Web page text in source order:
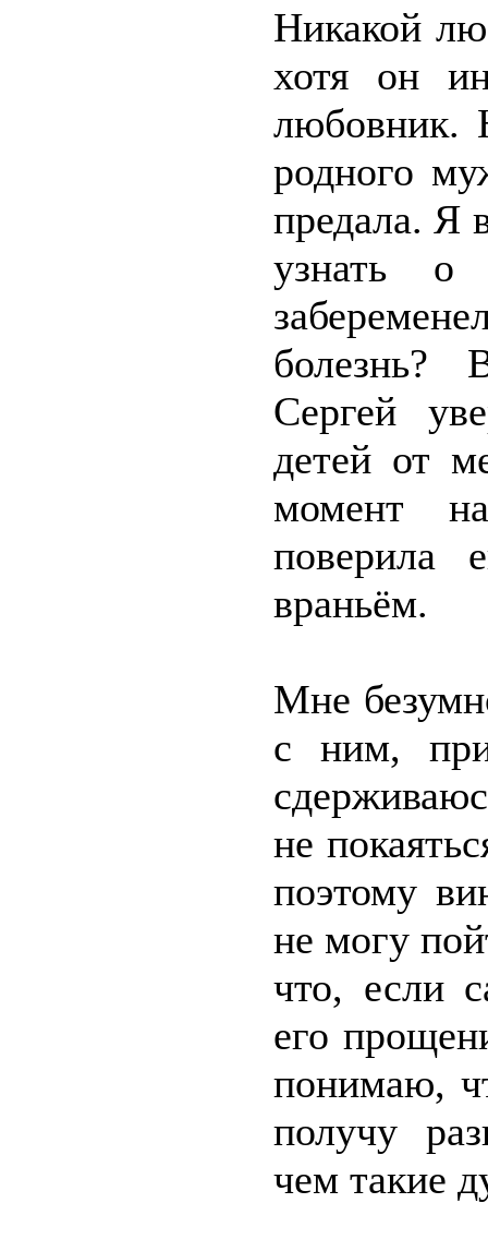
Никакой
хотя он
любовник.
родного
предала. Я
узнать
болезнь?
Сергей
детей от
момент
поверила
враньём.
Мне
с ним,
не
поэтому
не могу
что, если
его
понимаю,
получу
чем такие